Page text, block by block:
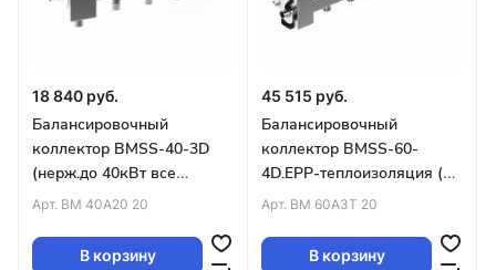
18 840 руб.
Балансировочный
коллектор BMSS-40-3D
(нерж.до 40кВт все
контуры G ¾″ 4D-
Арт. BM 40A20 20
В корзину
45 515 руб.
Балансировочный
коллектор BMSS-60-
4D.EPP-теплоизоляция (до
60кВт G1″ 3+1 контура G1″
Арт. BM 60A3T 20
В корзину